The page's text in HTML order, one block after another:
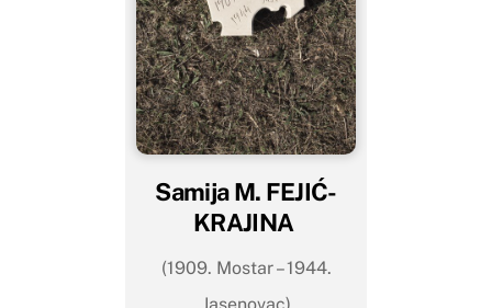
Samija M. FEJIĆ-
KRAJINA
(1909. Mostar – 1944.